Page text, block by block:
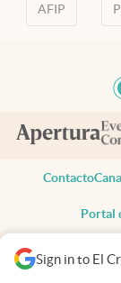
Sign in to El
AFIP
Contacto
Portal